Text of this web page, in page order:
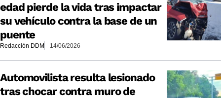
edad pierde la vida tras impactar
su vehículo contra la base de un
puente
Redacción DDM 14/06/2026
Automovilista resulta lesionado
tras chocar contra muro de